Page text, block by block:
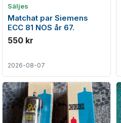
Säljes
Matchat par Siemens
ECC 81 NOS år 67.
550 kr
2026-08-07